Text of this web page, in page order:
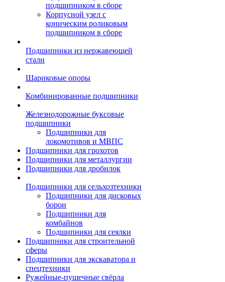
подшипником в сборе
Корпусной узел с
коническим роликовым
подшипником в сборе
Подшипники из нержавеющей
стали
Шариковые опоры
Комбинированные подшипники
Железнодорожные буксовые
подшипники
Подшипники для
локомотивов и МВПС
Подшипники для грохотов
Подшипники для металлургии
Подшипники для дробилок
Подшипники для сельхозтехники
Подшипники для дисковых
борон
Подшипники для
комбайнов
Подшипники для сеялки
Подшипники для строительной
сферы
Подшипники для экскаватора и
спецтехники
Ружейные-пушечные свёрла